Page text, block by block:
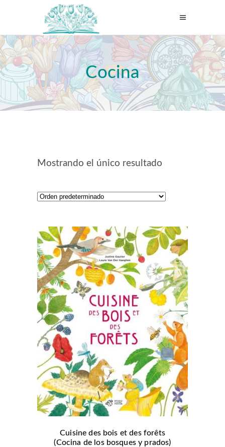
Cocina
Mostrando el único resultado
Cuisine des bois et des forêts
(Cocina de los bosques y prados)